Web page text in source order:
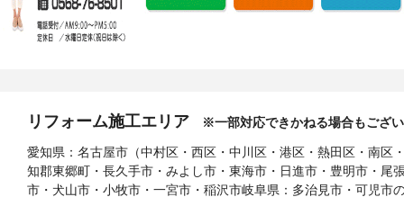
リフォーム施工エリア ※一部対応できかねる場合もござ
愛知県：名古屋市（中村区・西区・中川区・港区・熱田区・南
知郡東郷町・長久手市・みよし市・東海市・日進市・豊明市・
市・犬山市・小牧市・一宮市・稲沢市岐阜県：多治見市・可児市